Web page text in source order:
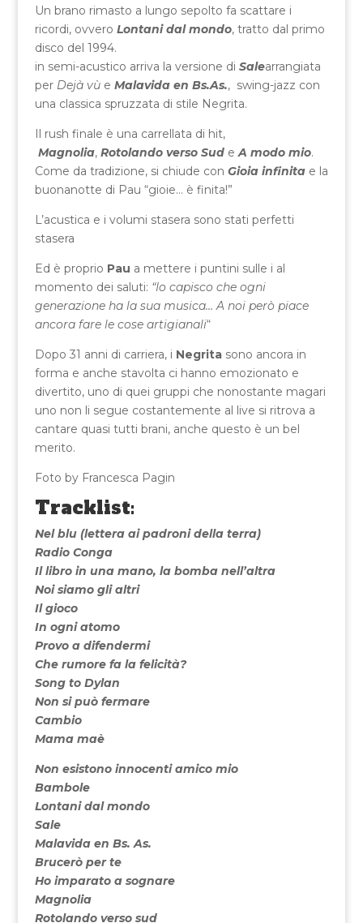
Un brano rimasto a lungo sepolto fa scattare i
ricordi, ovvero Lontani dal mondo, tratto dal primo
disco del 1994.
in semi-acustico arriva la versione di Salearrangiata
per Dejà vùe Malavida en Bs.As., swing-jazz con
una classica spruzzata di stile Negrita.
Il rush finale è una carrellata di hit,
Magnolia, Rotolando verso SudeA modo mio.
Come da tradizione, si chiude con Gioia infinitae la
buonanotte di Pau “gioie… è finita!”
L’acustica e i volumi stasera sono stati perfetti
stasera
Ed è proprio Pau a mettere i puntini sulle i al
momento dei saluti: “Io capisco che ogni
generazione ha la sua musica… A noi però piace
ancora fare le cose artigianali“
Dopo 31 anni di carriera, i Negrita sono ancora in
forma e anche stavolta ci hanno emozionato e
divertito, uno di quei gruppi che nonostante magari
uno non li segue costantemente al live si ritrova a
cantare quasi tutti brani, anche questo è un bel
merito.
Foto by Francesca Pagin
Tracklist:
Nel blu (lettera ai padroni della terra)
Radio Conga
Il libro in una mano, la bomba nell’altra
Noi siamo gli altri
Il gioco
In ogni atomo
Provo a difendermi
Che rumore fa la felicità?
Song to Dylan
Non si può fermare
Cambio
Mama maè
Non esistono innocenti amico mio
Bambole
Lontani dal mondo
Sale
Malavida en Bs. As.
Brucerò per te
Ho imparato a sognare
Magnolia
Rotolando verso sud